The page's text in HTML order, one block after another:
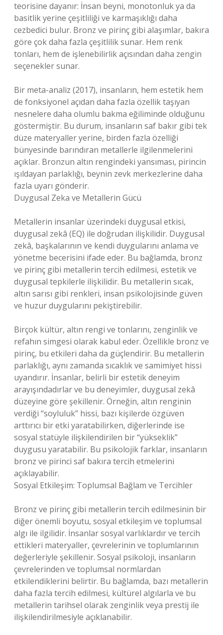
teorisine dayanır: İnsan beyni, monotonluk ya da
basitlik yerine çeşitliliği ve karmaşıklığı daha
cezbedici bulur. Bronz ve pirinç gibi alaşımlar, bakıra
göre çok daha fazla çeşitlilik sunar. Hem renk
tonları, hem de işlenebilirlik açısından daha zengin
seçenekler sunar.
Bir meta-analiz (2017), insanların, hem estetik hem
de fonksiyonel açıdan daha fazla özellik taşıyan
nesnelere daha olumlu bakma eğiliminde olduğunu
göstermiştir. Bu durum, insanların saf bakır gibi tek
düze materyaller yerine, birden fazla özelliği
bünyesinde barındıran metallerle ilgilenmelerini
açıklar. Bronzun altın rengindeki yansıması, pirincin
ışıldayan parlaklığı, beynin zevk merkezlerine daha
fazla uyarı gönderir.
Duygusal Zeka ve Metallerin Gücü
Metallerin insanlar üzerindeki duygusal etkisi,
duygusal zekâ (EQ) ile doğrudan ilişkilidir. Duygusal
zekâ, başkalarının ve kendi duygularını anlama ve
yönetme becerisini ifade eder. Bu bağlamda, bronz
ve pirinç gibi metallerin tercih edilmesi, estetik ve
duygusal tepkilerle ilişkilidir. Bu metallerin sıcak,
altın sarısı gibi renkleri, insan psikolojisinde güven
ve huzur duygularını pekiştirebilir.
Birçok kültür, altın rengi ve tonlarını, zenginlik ve
refahın simgesi olarak kabul eder. Özellikle bronz ve
pirinç, bu etkileri daha da güçlendirir. Bu metallerin
parlaklığı, aynı zamanda sıcaklık ve samimiyet hissi
uyandırır. İnsanlar, belirli bir estetik deneyim
arayışındadırlar ve bu deneyimler, duygusal zekâ
düzeyine göre şekillenir. Örneğin, altın renginin
verdiği “soyluluk” hissi, bazı kişilerde özgüven
arttırıcı bir etki yaratabilirken, diğerlerinde ise
sosyal statüyle ilişkilendirilen bir “yükseklik”
duygusu yaratabilir. Bu psikolojik farklar, insanların
bronz ve pirinci saf bakıra tercih etmelerini
açıklayabilir.
Sosyal Etkileşim: Toplumsal Bağlam ve Tercihler
Bronz ve pirinç gibi metallerin tercih edilmesinin bir
diğer önemli boyutu, sosyal etkileşim ve toplumsal
algı ile ilgilidir. İnsanlar sosyal varlıklardır ve tercih
ettikleri materyaller, çevrelerinin ve toplumlarının
değerleriyle şekillenir. Sosyal psikoloji, insanların
çevrelerinden ve toplumsal normlardan
etkilendiklerini belirtir. Bu bağlamda, bazı metallerin
daha fazla tercih edilmesi, kültürel algılarla ve bu
metallerin tarihsel olarak zenginlik veya prestij ile
ilişkilendirilmesiyle açıklanabilir.